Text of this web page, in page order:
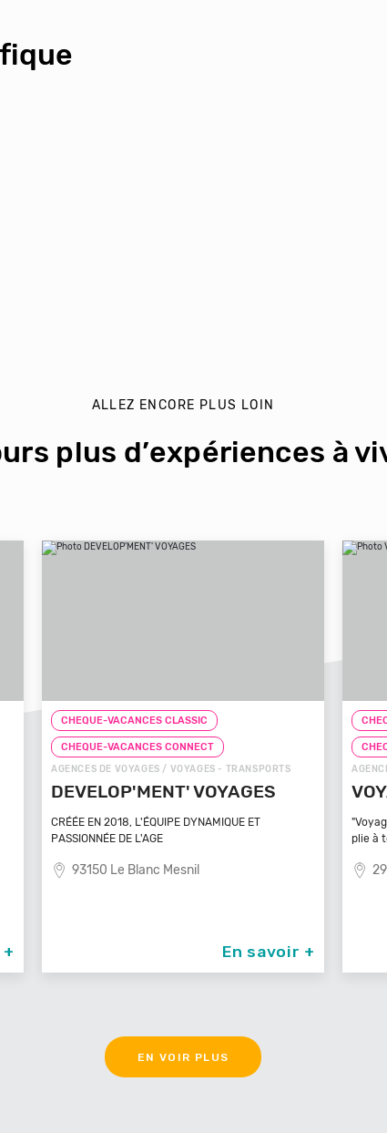
ALLEZ ENCORE PLUS LOIN
plus d’expériences à
CHEQUE-VACANCES CLASSIC
CHEQUE-VACANCES CONNECT
AGENCES DE VOYAGES / VOYAGES - TRANSPORTS
DEVELOP'MENT' VOYAGES
CRÉÉE EN 2018, L'ÉQUIPE DYNAMIQUE ET
PASSIONNÉE DE L'AGE
93150 Le Blanc Mesnil
En savoir +
plie à
EN VOIR PLUS